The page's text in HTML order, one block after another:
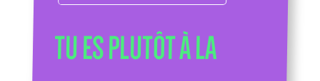
TU ES PLUTÔT À LA